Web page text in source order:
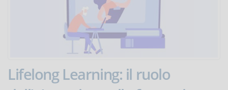
Lifelong Learning: il ruolo